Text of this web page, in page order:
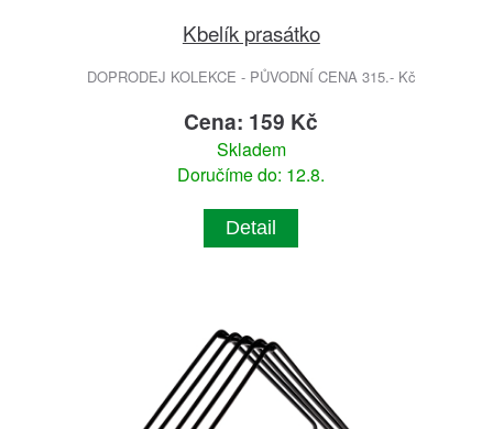
Kbelík prasátko
DOPRODEJ KOLEKCE - PŮVODNÍ CENA 315.- Kč
Cena: 159 Kč
Skladem
Doručíme do: 12.8.
Detail